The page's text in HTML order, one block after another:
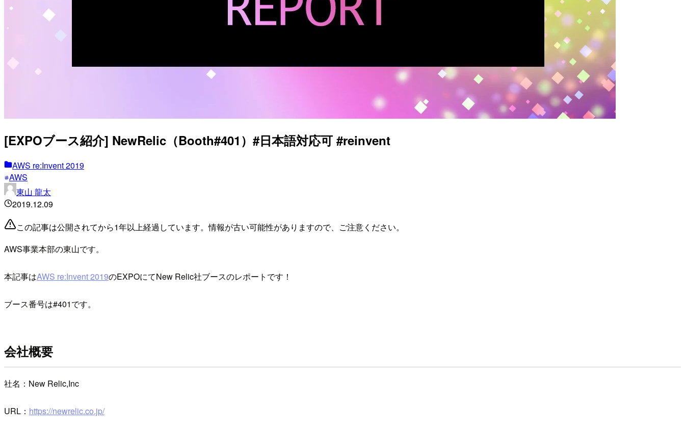
[EXPOブース紹介] NewRelic（Booth#401）#日本語対応可 #reinvent
AWS re:Invent 2019
AWS
東山 龍太
2019.12.09
この記事は公開されてから1年以上経過しています。情報が古い可能性がありますので、ご注意ください。
AWS事業本部の東山です。
本記事はAWS re:Invent 2019のEXPOにてNew Relic社ブースのレポートです！
ブース番号は#401です。
会社概要
社名：New Relic,Inc
URL： https://newrelic.co.jp/